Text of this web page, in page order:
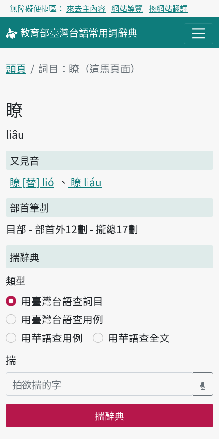
無障礙便捷區： 來去主內容 網站導覽 換網站翻譯
教育部臺灣台語常用詞辭典
頭頁 詞目：瞭（這馬頁面）
主內容區
瞭
liâu
又見音
瞭 替 lió
瞭 liáu
部首筆劃
目部 - 部首外12劃 - 攏總17劃
揣辭典
類型
用臺灣台語查詞目
用臺灣台語查用例
用華語查用例
用華語查全文
揣
揣辭典